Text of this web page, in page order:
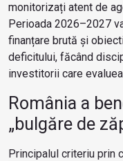
monitorizați atent de
Perioada 2026–2027
finanțare brută și
deficitului, făcând
investitorii care
România a
„bulgăre de
Principalul criteriu prin